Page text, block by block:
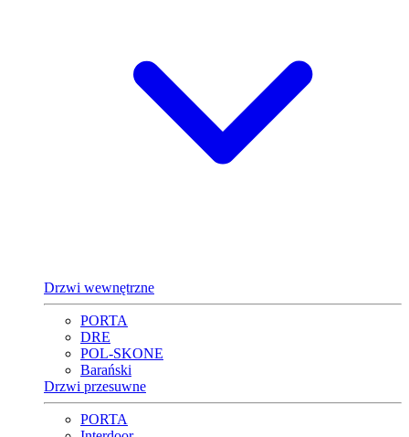
Drzwi wewnętrzne
PORTA
DRE
POL-SKONE
Barański
Drzwi przesuwne
PORTA